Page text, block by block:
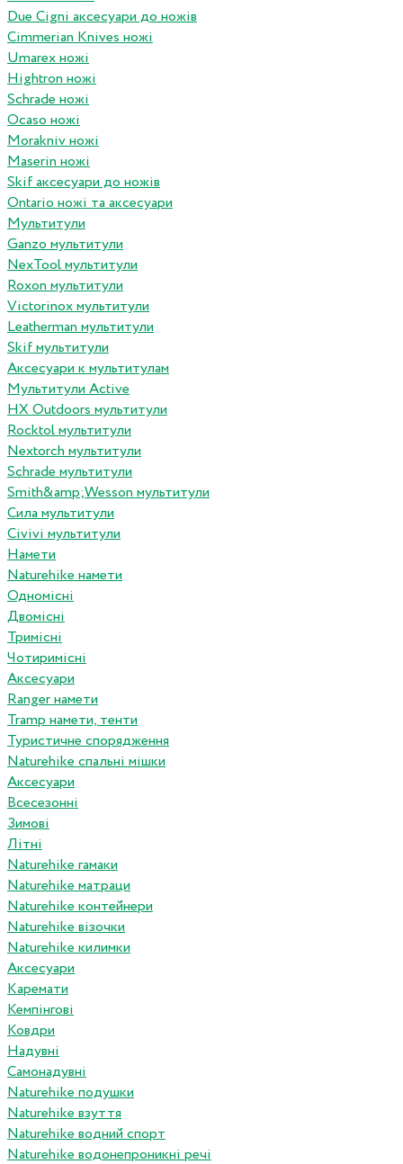
Due Cigni аксесуари до ножів
Cimmerian Knives ножі
Umarex ножі
Hightron ножі
Schrade ножі
Ocaso ножі
Morakniv ножі
Maserin ножі
Skif аксесуари до ножів
Ontario ножі та аксесуари
Мультитули
Ganzo мультитули
NexTool мультитули
Roxon мультитули
Victorinox мультитули
Leatherman мультитули
Skif мультитули
Аксесуари к мультитулам
Мультитули Active
HX Outdoors мультитули
Rocktol мультитули
Nextorch мультитули
Schrade мультитули
Smith&amp;Wesson мультитули
Сила мультитули
Civivi мультитули
Намети
Naturehike намети
Одномісні
Двомісні
Тримісні
Чотиримісні
Аксесуари
Ranger намети
Tramp намети, тенти
Туристичне спорядження
Naturehike спальні мішки
Аксесуари
Всесезонні
Зимові
Літні
Naturehike гамаки
Naturehike матраци
Naturehike контейнери
Naturehike візочки
Naturehike килимки
Аксесуари
Каремати
Кемпінгові
Ковдри
Надувні
Самонадувні
Naturehike подушки
Naturehike взуття
Naturehike водний спорт
Naturehike водонепроникні речі